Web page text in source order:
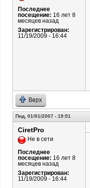
Последнее
посещение: 16 лет 8
месяцев назад
Зарегистрирован:
11/19/2009 - 16:44
Верх
Пнд, 01/01/2007 - 19:51
CiretPro
Не в сети
Последнее
посещение: 16 лет 8
месяцев назад
Зарегистрирован:
11/19/2009 - 16:44